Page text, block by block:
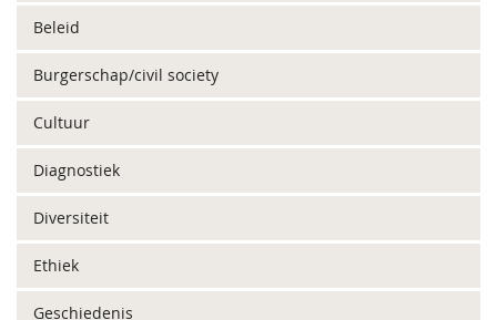
Beleid
Burgerschap/civil society
Cultuur
Diagnostiek
Diversiteit
Ethiek
Geschiedenis